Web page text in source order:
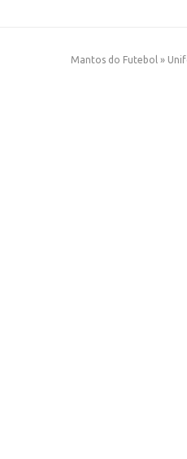
Mantos do Futebol »